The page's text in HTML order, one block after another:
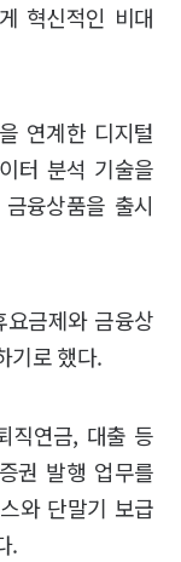
혁신적인 비대
연계한 디지털
터 분석 기술을
융상품을 출시
금제와 금융상
기로 했다.
직연금, 대출 등
권 발행 업무를
와 단말기 보급
.